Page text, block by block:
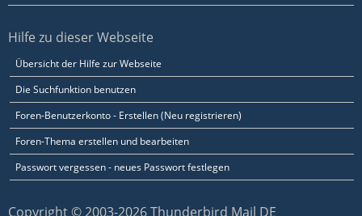
Hilfe zu dieser Webseite
Übersicht der Hilfe zur Webseite
Die Suchfunktion benutzen
Foren-Benutzerkonto - Erstellen (Neu registrieren)
Foren-Thema erstellen und bearbeiten
Passwort vergessen - neues Passwort festlegen
Copyright © 2003-2026 Thunderbird Mail DE